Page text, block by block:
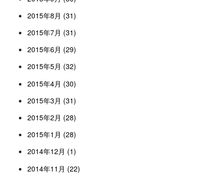
2015年8月 (31)
2015年7月 (31)
2015年6月 (29)
2015年5月 (32)
2015年4月 (30)
2015年3月 (31)
2015年2月 (28)
2015年1月 (28)
2014年12月 (1)
2014年11月 (22)